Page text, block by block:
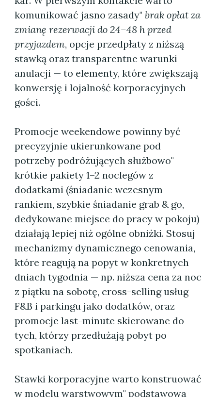
komunikować jasno zasady" brak opłat za
zmianę rezerwacji do 24–48 h przed
przyjazdem, opcje przedpłaty z niższą
stawką oraz transparentne warunki
anulacji — to elementy, które zwiększają
konwersję i lojalność korporacyjnych
gości.
Promocje weekendowe powinny być
precyzyjnie ukierunkowane pod
potrzeby podróżujących służbowo"
krótkie pakiety 1–2 noclegów z
dodatkami (śniadanie wczesnym
rankiem, szybkie śniadanie grab & go,
dedykowane miejsce do pracy w pokoju)
działają lepiej niż ogólne obniżki. Stosuj
mechanizmy dynamicznego cenowania,
które reagują na popyt w konkretnych
dniach tygodnia — np. niższa cena za noc
z piątku na sobotę, cross-selling usług
F&B i parkingu jako dodatków, oraz
promocje last-minute skierowane do
tych, którzy przedłużają pobyt po
spotkaniach.
Stawki korporacyjne warto konstruować
w modelu warstwowym" podstawowa